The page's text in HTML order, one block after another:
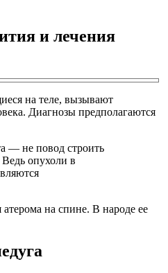
и лечения
на теле, вызывают
Диагнозы предполагаются
— не повод строить
опухоли в
на спине. В народе ее